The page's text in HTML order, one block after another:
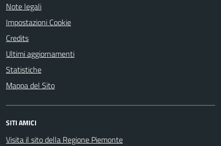
Note legali
Impostazioni Cookie
Credits
Ultimi aggiornamenti
Statistiche
Mappa del Sito
SITI AMICI
Visita il sito della Regione Piemonte